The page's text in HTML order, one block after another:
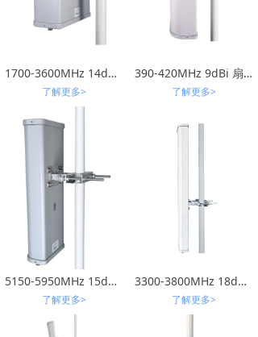
1700-3600MHz 14dBi PCB扇区±45°客户规格书_01
了解更多>
390-420MHz 9dBi 扇区天线
了解更多>
5150-5950MHz 15dBi 双极化扇区天线
了解更多>
3300-3800MHz 18dBi ±45°扇区天线
了解更多>